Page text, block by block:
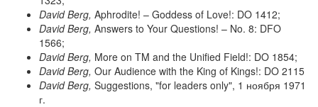
David Berg, Aphrodite! – Goddess of Love!: DO 1412;
David Berg, Answers to Your Questions! – No. 8: DFO
1566;
David Berg, More on TM and the Unified Field!: DO 1854;
David Berg, Our Audience with the King of Kings!: DO 2115
David Berg, Suggestions, "for leaders only", 1 ноября 1971
г.